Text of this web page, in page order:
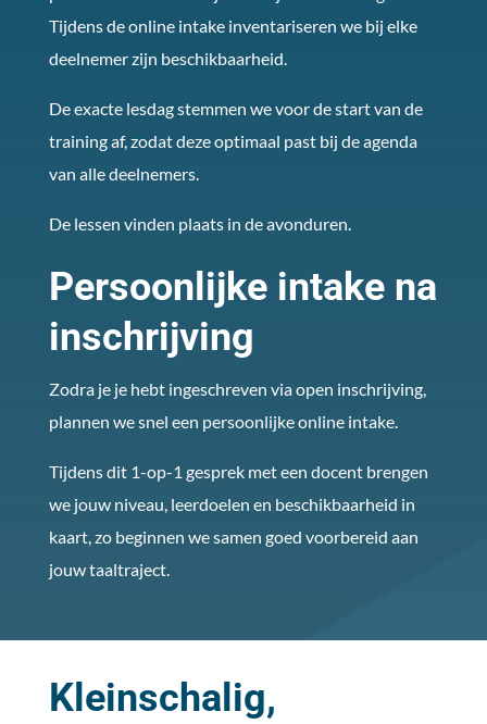
Tijdens de online intake inventariseren we bij elke
deelnemer zijn beschikbaarheid.
De exacte lesdag stemmen we voor de start van de
training af, zodat deze optimaal past bij de agenda
van alle deelnemers.
De lessen vinden plaats in de avonduren.
Persoonlijke intake na
inschrijving
Zodra je je hebt ingeschreven via open inschrijving,
plannen we snel een persoonlijke online intake.
Tijdens dit 1-op-1 gesprek met een docent brengen
we jouw niveau, leerdoelen en beschikbaarheid in
kaart, zo beginnen we samen goed voorbereid aan
jouw taaltraject.
Kleinschalig,